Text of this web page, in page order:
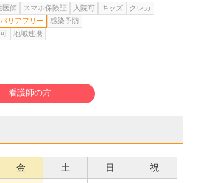
医師 スマホ保険証 入院可 キッズ
クレカ
バリアフリー
感染予防
地域連携
看護師の方
金 土 日 祝